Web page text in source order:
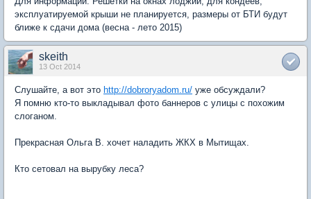
эксплуатируемой крыши не планируется, размеры от БТИ будут
ближе к сдачи дома (весна - лето 2015)
skeith
13 Oct 2014
Слушайте, а вот это http://dobroryadom.ru/ уже обсуждали?
Я помню кто-то выкладывал фото баннеров с улицы с похожим
слоганом.
Прекрасная Ольга В. хочет наладить ЖКХ в Мытищах.
Кто сетовал на вырубку леса?